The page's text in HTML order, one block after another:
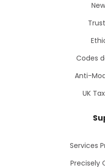
Codes
Anti-
UK
Services
Precisely